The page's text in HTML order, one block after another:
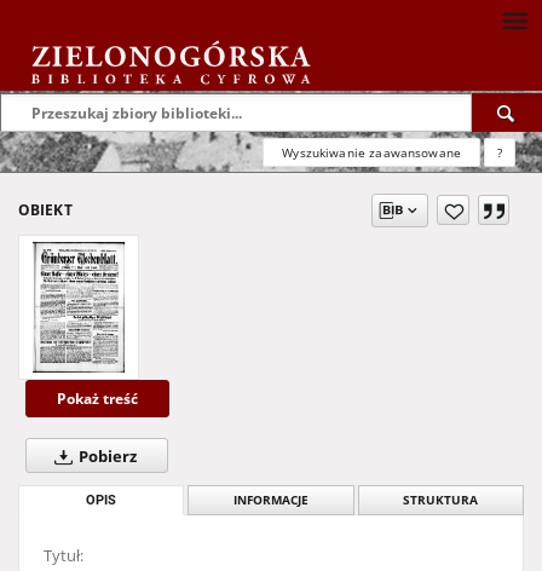
Wyszukiwanie zaawansowane ?
OBIEKT
Pokaż treść
Pobierz
OPIS INFORMACJE STRUKTURA
Tytuł: